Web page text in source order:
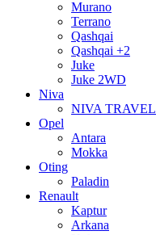
Murano
Terrano
Qashqai
Qashqai +2
Juke
Juke 2WD
Niva
NIVA TRAVEL
Opel
Antara
Mokka
Oting
Paladin
Renault
Kaptur
Arkana